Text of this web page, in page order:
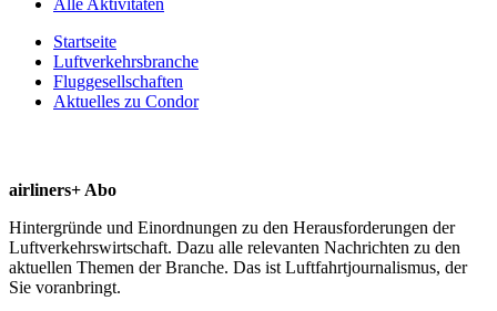
Startseite
Luftverkehrsbranche
Fluggesellschaften
Aktuelles zu Condor
airliners+ Abo
Hintergründe und Einordnungen zu den Herausforderungen der
Luftverkehrswirtschaft. Dazu alle relevanten Nachrichten zu den
aktuellen Themen der Branche. Das ist Luftfahrtjournalismus, der
Sie voranbringt.